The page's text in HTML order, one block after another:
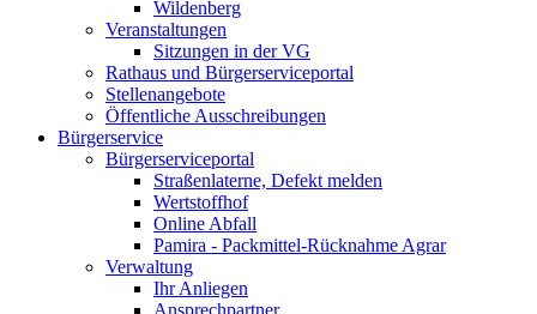
Wildenberg
Veranstaltungen
Sitzungen in der VG
Rathaus und Bürgerserviceportal
Stellenangebote
Öffentliche Ausschreibungen
Bürgerservice
Bürgerserviceportal
Straßenlaterne, Defekt melden
Wertstoffhof
Online Abfall
Pamira - Packmittel-Rücknahme Agrar
Verwaltung
Ihr Anliegen
Ansprechpartner